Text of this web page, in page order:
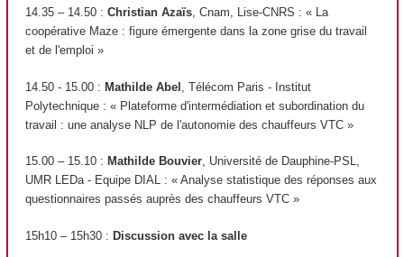
14.35 – 14.50 : Christian Azaïs, Cnam, Lise-CNRS : « La
coopérative Maze : figure émergente dans la zone grise du travail
et de l'emploi »
14.50 - 15.00 : Mathilde Abel
, Télécom Paris - Institut
Polytechnique : « Plateforme d'intermédiation et subordination du
travail : une analyse NLP de l'autonomie des chauffeurs VTC »
15.00 – 15.10 : Mathilde Bouvier, Université de Dauphine-PSL,
UMR LEDa - Equipe DIAL : « Analyse statistique des réponses aux
questionnaires passés auprès des chauffeurs VTC »
15h10 – 15h30 : Discussion avec la salle